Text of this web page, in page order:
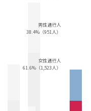
男性通行人
38.4%（951人）
女性通行人
61.6%（1,523人）